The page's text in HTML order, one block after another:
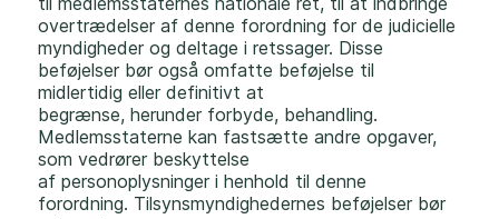
overtrædelser af denne forordning for de judicielle
myndigheder og deltage i retssager. Disse
beføjelser bør også omfatte beføjelse til
midlertidig eller definitivt at
begrænse, herunder forbyde, behandling.
Medlemsstaterne kan fastsætte andre opgaver,
som vedrører beskyttelse
af personoplysninger i henhold til denne
forordning. Tilsynsmyndighedernes beføjelser bør